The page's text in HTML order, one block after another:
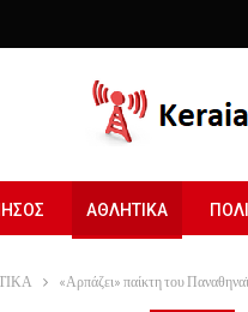
ΑΘΛΗΤΙΚΑ
«Αρπάζει» παίκτη του